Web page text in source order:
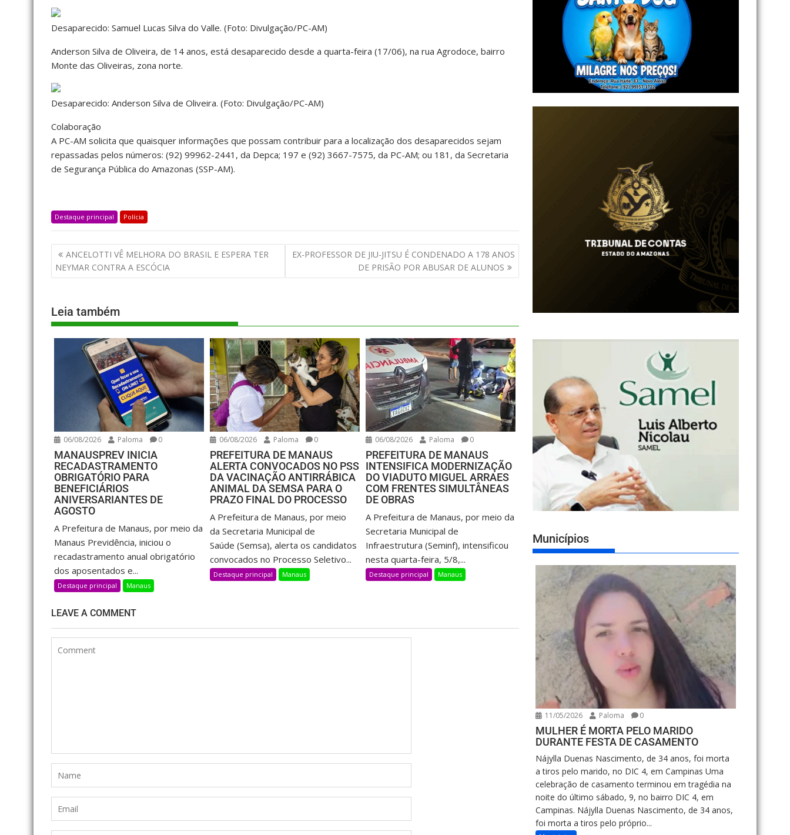
Desaparecido: Samuel Lucas Silva do Valle. (Foto: Divulgação/PC-AM)
Anderson Silva de Oliveira, de 14 anos, está desaparecido desde a quarta-feira (17/06), na rua Agrodoce, bairro
Monte das Oliveiras, zona norte.
Desaparecido: Anderson Silva de Oliveira. (Foto: Divulgação/PC-AM)
Colaboração
A PC-AM solicita que quaisquer informações que possam contribuir para a localização dos desaparecidos sejam
repassadas pelos números: (92) 99962-2441, da Depca; 197 e (92) 3667-7575, da PC-AM; ou 181, da Secretaria
de Segurança Pública do Amazonas (SSP-AM).
Destaque principal Polícia
ANCELOTTI VÊ MELHORA DO BRASIL E ESPERA TER
NEYMAR CONTRA A ESCÓCIA
EX-PROFESSOR DE JIU-JITSU É CONDENADO A 178 ANOS
DE PRISÃO POR ABUSAR DE ALUNOS
Leia também
06/08/2026 Paloma 0
MANAUSPREV INICIA
RECADASTRAMENTO
OBRIGATÓRIO PARA
BENEFICIÁRIOS
ANIVERSARIANTES DE
AGOSTO
A Prefeitura de Manaus, por meio da
Manaus Previdência, iniciou o
recadastramento anual obrigatório
dos aposentados e...
Destaque principal Manaus
06/08/2026 Paloma 0
PREFEITURA DE MANAUS
ALERTA CONVOCADOS NO PSS
DA VACINAÇÃO ANTIRRÁBICA
ANIMAL DA SEMSA PARA O
PRAZO FINAL DO PROCESSO
A Prefeitura de Manaus, por meio
da Secretaria Municipal de
Saúde (Semsa), alerta os candidatos
convocados no Processo Seletivo...
Destaque principal Manaus
06/08/2026 Paloma 0
PREFEITURA DE MANAUS
INTENSIFICA MODERNIZAÇÃO
DO VIADUTO MIGUEL ARRAES
COM FRENTES SIMULTÂNEAS
DE OBRAS
A Prefeitura de Manaus, por meio da
Secretaria Municipal de
Infraestrutura (Seminf), intensificou
nesta quarta-feira, 5/8,...
Destaque principal Manaus
LEAVE A COMMENT
Municípios
11/05/2026 Paloma 0
MULHER É MORTA PELO MARIDO
DURANTE FESTA DE CASAMENTO
Nájylla Duenas Nascimento, de 34 anos, foi morta
a tiros pelo marido, no DIC 4, em Campinas Uma
celebração de casamento terminou em tragédia na
noite do último sábado, 9, no bairro DIC 4, em
Campinas. Nájylla Duenas Nascimento, de 34 anos,
foi morta a tiros pelo próprio...